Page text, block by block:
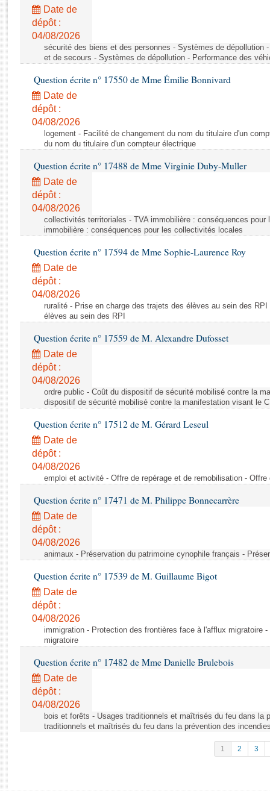
Rapports législatifs
Rapports sur l'application des lois
Baromètre de l’application des lois
Dossiers législatifs
Budget et sécurité sociale
Questions écrites et orales
Comptes rendus des débats
Date de
dépôt :
04/08/2026
sécurité des biens et des personnes - Systèmes de dépollution
et de secours - Systèmes de dépollution - Performance des
Question écrite n° 17550 de Mme Émilie Bonnivard
Date de
dépôt :
04/08/2026
logement - Facilité de changement du nom du titulaire d'un
du nom du titulaire d'un compteur électrique
Question écrite n° 17488 de Mme Virginie Duby-Muller
Date de
dépôt :
04/08/2026
collectivités territoriales - TVA immobilière : conséquences
immobilière : conséquences pour les collectivités locales
Question écrite n° 17594 de Mme Sophie-Laurence Roy
Date de
dépôt :
04/08/2026
ruralité - Prise en charge des trajets des élèves au sein des
élèves au sein des RPI
Question écrite n° 17559 de M. Alexandre Dufosset
Date de
dépôt :
04/08/2026
ordre public - Coût du dispositif de sécurité mobilisé contre la
dispositif de sécurité mobilisé contre la manifestation visant le
Question écrite n° 17512 de M. Gérard Leseul
Date de
dépôt :
04/08/2026
emploi et activité - Offre de repérage et de remobilisation -
Question écrite n° 17471 de M. Philippe Bonnecarrère
Date de
dépôt :
04/08/2026
animaux - Préservation du patrimoine cynophile français -
Question écrite n° 17539 de M. Guillaume Bigot
Date de
dépôt :
04/08/2026
immigration - Protection des frontières face à l'afflux migratoire
migratoire
Question écrite n° 17482 de Mme Danielle Brulebois
Date de
dépôt :
04/08/2026
bois et forêts - Usages traditionnels et maîtrisés du feu dans la
traditionnels et maîtrisés du feu dans la prévention des
1 2 3